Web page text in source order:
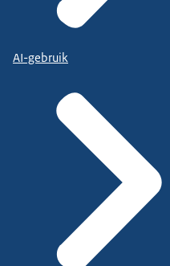
AI-gebruik